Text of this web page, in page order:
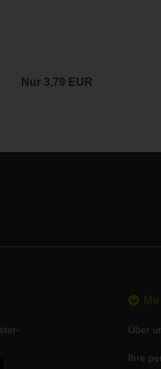
Nur 3,79 EUR
Über
Ihre